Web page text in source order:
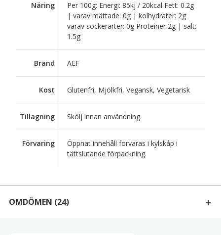
Näring
Per 100g: Energi: 85kj / 20kcal Fett: 0.2g
| varav mättade: 0g | kolhydrater: 2g
varav sockerarter: 0g Proteiner 2g | salt:
1.5g
Brand AEF
Kost Glutenfri, Mjölkfri, Vegansk, Vegetarisk
Tillagning Skölj innan användning.
Förvaring
Öppnat innehåll förvaras i kylskåp i
tättslutande förpackning.
OMDÖMEN (24)